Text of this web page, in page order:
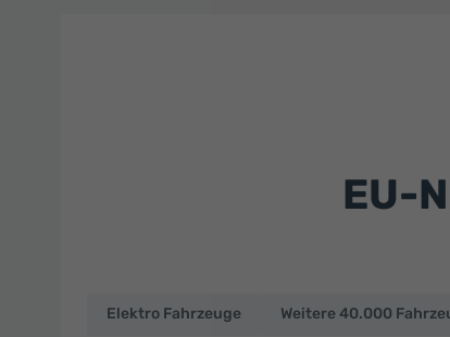
EU-
Elektro Fahrzeuge Weitere 40.000